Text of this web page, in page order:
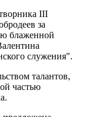
III
за
блаженной
служения".
талантов,
частью